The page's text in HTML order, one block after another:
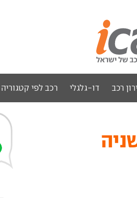
רכב דו-גלגלי רכב לפי קטגוריה